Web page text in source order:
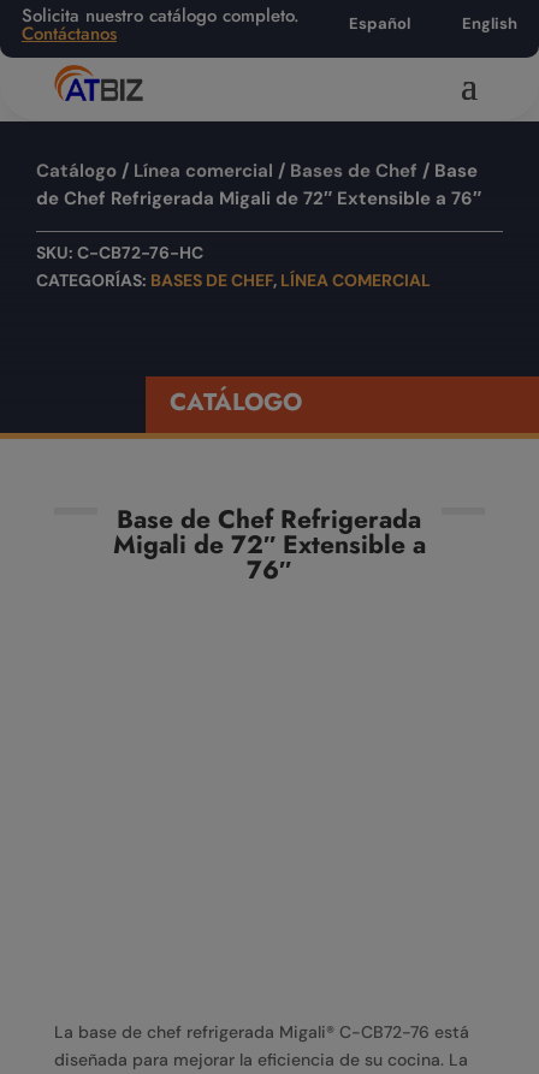
Solicita nuestro catálogo completo.
Contáctanos Español English
Catálogo / Línea comercial / Bases de Chef / Base
de Chef Refrigerada Migali de 72″ Extensible a 76″
SKU: C-CB72-76-HC
CATEGORÍAS: BASES DE CHEF, LÍNEA COMERCIAL
CATÁLOGO
Base de Chef Refrigerada
Migali de 72″ Extensible a
76″
La base de chef refrigerada Migali® C-CB72-76 está
diseñada para mejorar la eficiencia de su cocina. La